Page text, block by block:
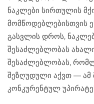
ნაკლები სირთულის
მომწოდებლებისთვის
გასვლის დროს,
შესაძლებლობას
შესაძლებლობას,
შეზღუდული აქვთ — ამ
კონკურენტულ